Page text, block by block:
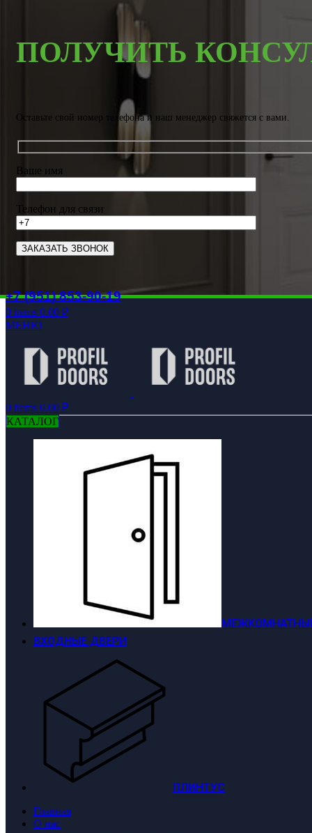
ПОЛУЧИТЬ
Оставьте свой номер телефона и наш менеджер свяжется с вами.
Ваше имя
Телефон для связи
+7 (951) 853-90-19
0 items 0.00 ₽
МЕНЮ
0 items 0.00 ₽
КАТАЛОГ
ВХОДНЫЕ ДВЕРИ
ПЛИНТУС
Главная
О нас